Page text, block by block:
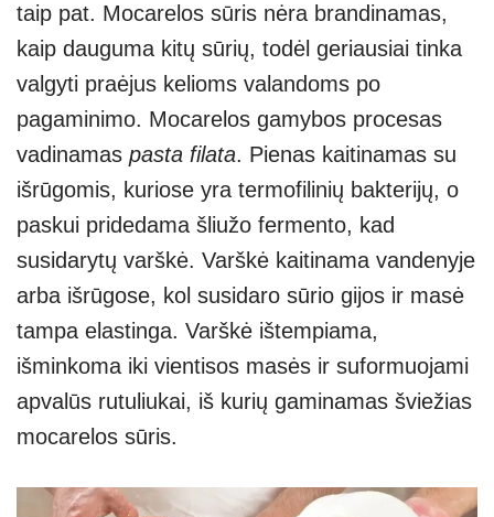
taip pat. Mocarelos sūris nėra brandinamas,
kaip dauguma kitų sūrių, todėl geriausiai tinka
valgyti praėjus kelioms valandoms po
pagaminimo. Mocarelos gamybos procesas
vadinamas pasta filata. Pienas kaitinamas su
išrūgomis, kuriose yra termofilinių bakterijų, o
paskui pridedama šliužo fermento, kad
susidarytų varškė. Varškė kaitinama vandenyje
arba išrūgose, kol susidaro sūrio gijos ir masė
tampa elastinga. Varškė ištempiama,
išminkoma iki vientisos masės ir suformuojami
apvalūs rutuliukai, iš kurių gaminamas šviežias
mocarelos sūris.